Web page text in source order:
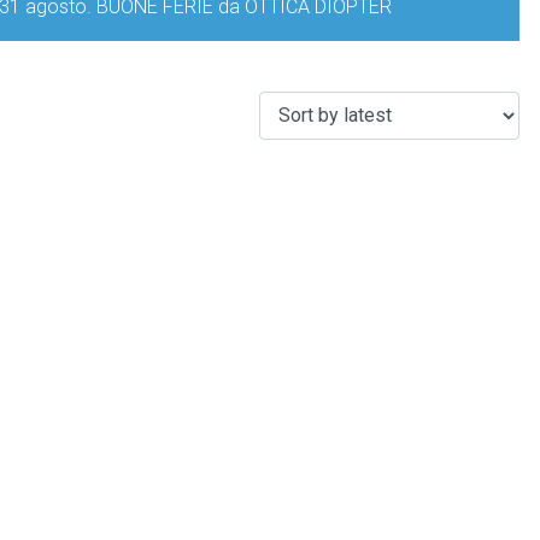
BUONE FERIE da OTTICA DIOPTER